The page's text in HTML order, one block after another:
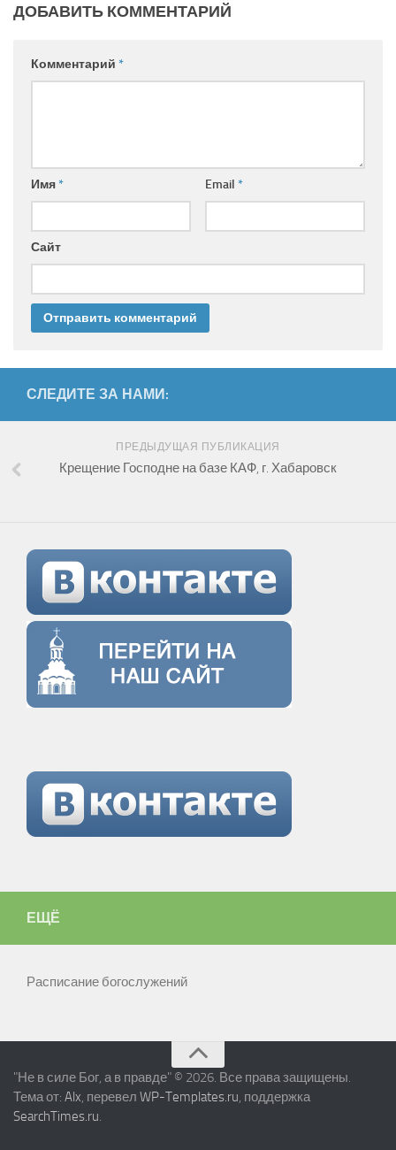
ДОБАВИТЬ КОММЕНТАРИЙ
Комментарий *
Имя* Email *
Сайт
СЛЕДИТЕ ЗА НАМИ:
ПРЕДЫДУЩАЯ ПУБЛИКАЦИЯ
Крещение Господне на базе КАФ, г. Хабаровск
ЕЩЁ
Расписание богослужений
"Не в силе Бог, а в правде" © 2026. Все права защищены.
Тема от: Alx, перевел WP-Templates.ru, поддержка
SearchTimes.ru.